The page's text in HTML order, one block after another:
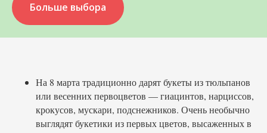
Больше выбора
На 8 марта традиционно дарят букеты из тюльпанов
или весенних первоцветов — гиацинтов, нарциссов,
крокусов, мускари, подснежников. Очень необычно
выглядят букетики из первых цветов, высаженных в